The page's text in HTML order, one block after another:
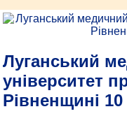
Луганський
університет
Рівненщині 10